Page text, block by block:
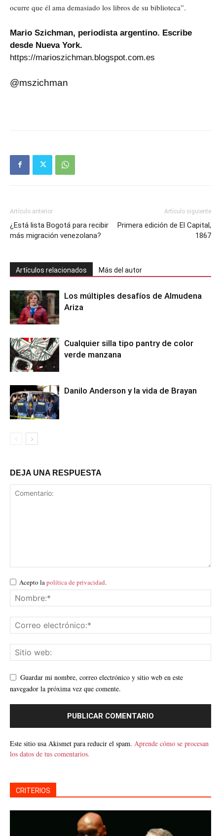
ocurre que él ama demasiado los libros de su biblioteca”.
Mario Szichman, periodista argentino. Escribe
desde Nueva York.
https://marioszichman.blogspot.com.es
@mszichman
Artículo anterior
¿Está lista Bogotá para recibir
más migración venezolana?
Artículo siguiente
Primera edición de El Capital,
1867
Artículos relacionados Más del autor
Los múltiples desafíos de Almudena
Ariza
Cualquier silla tipo pantry de color
verde manzana
Danilo Anderson y la vida de Brayan
DEJA UNA RESPUESTA
Acepto lapolítica de privacidad.
Guardar mi nombre, correo electrónico y sitio web en este
navegador la próxima vez que comente.
Este sitio usa Akismet para reducir el spam. Aprende cómo se procesan
los datos de tus comentarios.
CRITERIOS